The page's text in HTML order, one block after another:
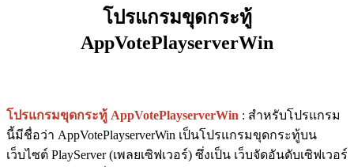
โปรแกรมขุดกระทู้
AppVotePlayserverWin
โปรแกรมขุดกระทู้ AppVotePlayserverWin : สำหรับโปรแกรม
นี้มีชื่อว่า AppVotePlayserverWin เป็นโปรแกรมขุดกระทู้บน
เว็บไซต์ PlayServer (เพลยเซิฟเวอร์) ซึ่งเป็น เว็บจัดอันดับเซิฟเวอร์